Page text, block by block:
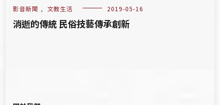
影音新聞 , 文教生活 2019-05-16
消逝的傳統 民俗技藝傳承創新